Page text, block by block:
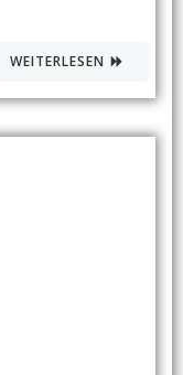
WEITERLESEN